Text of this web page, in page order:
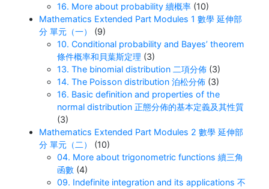
16. More about probability 續概率 (10)
Mathematics Extended Part Modules 1 數學 延伸部
分 單元（一）
(9)
10. Conditional probability and Bayes’ theorem
條件概率和貝葉斯定理 (3)
13. The binomial distribution 二項分佈 (3)
14. The Poisson distribution 泊松分佈 (3)
16. Basic definition and properties of the
normal distribution 正態分佈的基本定義及其性質
(3)
Mathematics Extended Part Modules 2 數學 延伸部
分 單元（二）
(10)
04. More about trigonometric functions 續三角
函數 (4)
09. Indefinite integration and its applications 不